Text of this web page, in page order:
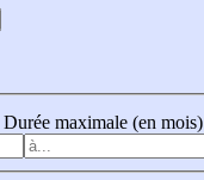
Durée maximale (en mois)